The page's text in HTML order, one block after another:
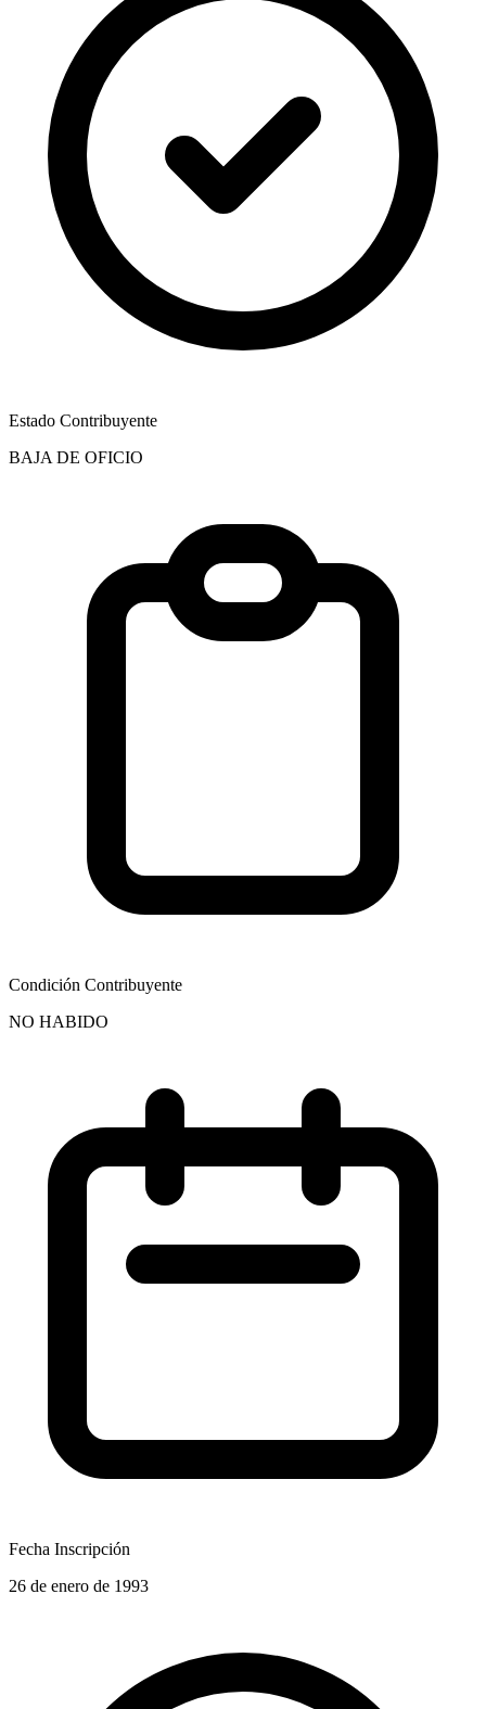
Estado Contribuyente
BAJA DE OFICIO
Condición Contribuyente
NO HABIDO
Fecha Inscripción
26 de enero de 1993